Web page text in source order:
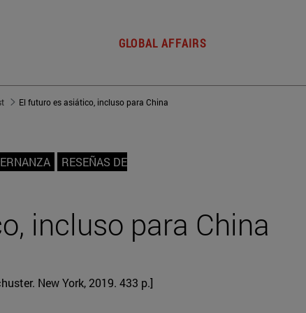
GLOBAL AFFAIRS
El futuro es asiático, incluso para China
RESEÑAS DE
incluso para China
New York, 2019. 433 p.]